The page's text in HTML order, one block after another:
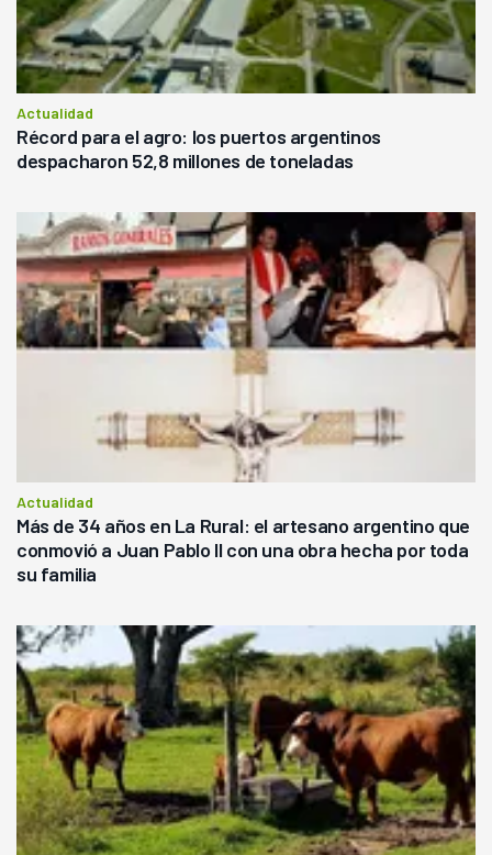
Actualidad
Récord para el agro: los puertos argentinos
despacharon 52,8 millones de toneladas
Actualidad
Más de 34 años en La Rural: el artesano argentino que
conmovió a Juan Pablo II con una obra hecha por toda
su familia